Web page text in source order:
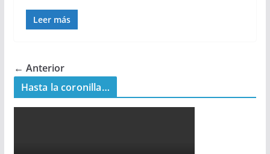
Leer más
← Anterior
Hasta la coronilla…